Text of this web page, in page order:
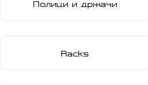
Полици и држачи
Racks